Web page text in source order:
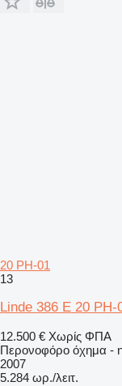
20 PH-01
13
Linde 386 E 20 PH-
12.500 € Χωρίς ΦΠΑ
Περονοφόρο όχημα -
2007
5.284 ωρ./λειτ.